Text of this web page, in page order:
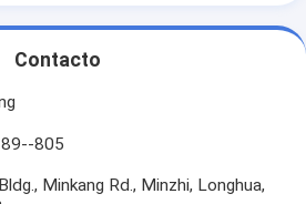
Contacto
805
Minkang Rd., Minzhi, Longhua,